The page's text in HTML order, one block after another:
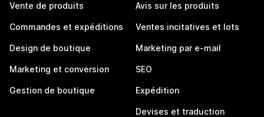
Vente de produits
Commandes et expéditions
Design de boutique
Marketing et conversion
Gestion de boutique
Avis sur les produits
Ventes incitatives et lots
Marketing par e-mail
SEO
Expédition
Devises et traduction